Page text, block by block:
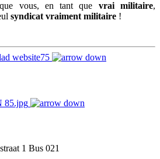
vous, en tant que vrai militaire,
syndicat vraiment militaire !
1 Bus 021